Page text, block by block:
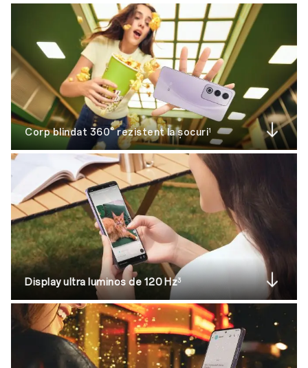
Corp blindat 360° rezistent la șocuri1
Display ultra luminos de 120 Hz3